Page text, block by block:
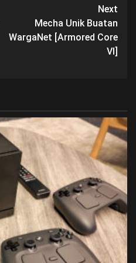
Next
Mecha Unik Buatan
WargaNet [Armored Core
VI]